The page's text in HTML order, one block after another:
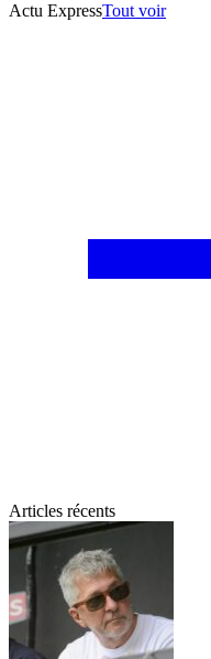
Actu ExpressTout voir
Articles récents